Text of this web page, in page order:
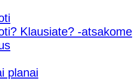
Klausiate? -atsakome
planai